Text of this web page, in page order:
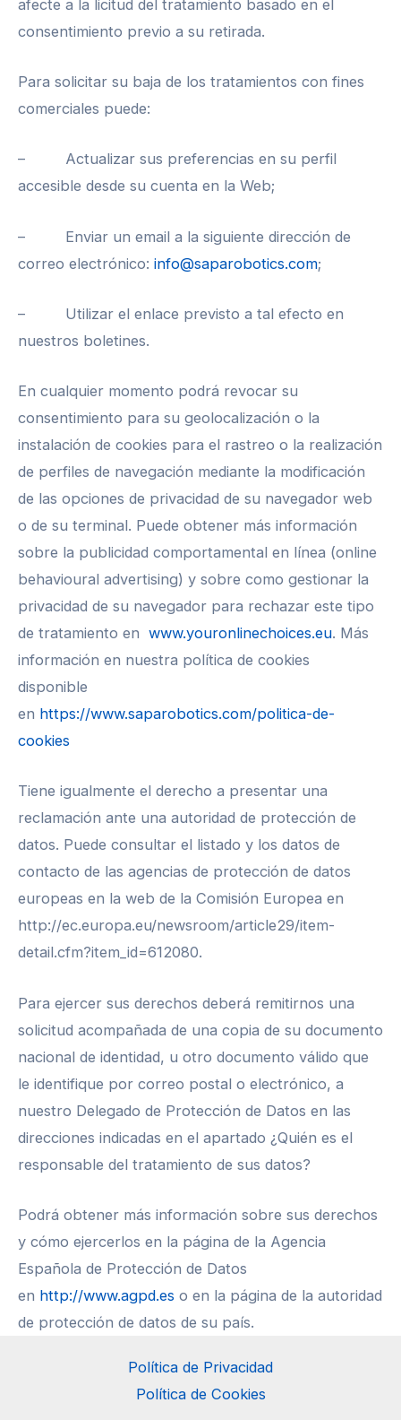
afecte a la licitud del tratamiento basado en el
consentimiento previo a su retirada.
Para solicitar su baja de los tratamientos con fines
comerciales puede:
– Actualizar sus preferencias en su perfil
accesible desde su cuenta en la Web;
– Enviar un email a la siguiente dirección de
correo electrónico: info@saparobotics.com;
– Utilizar el enlace previsto a tal efecto en
nuestros boletines.
En cualquier momento podrá revocar su
consentimiento para su geolocalización o la
instalación de cookies para el rastreo o la realización
de perfiles de navegación mediante la modificación
de las opciones de privacidad de su navegador web
o de su terminal. Puede obtener más información
sobre la publicidad comportamental en línea (online
behavioural advertising) y sobre como gestionar la
privacidad de su navegador para rechazar este tipo
de tratamiento en www.youronlinechoices.eu. Más
información en nuestra política de cookies
disponible
en https://www.saparobotics.com/politica-de-
cookies
Tiene igualmente el derecho a presentar una
reclamación ante una autoridad de protección de
datos. Puede consultar el listado y los datos de
contacto de las agencias de protección de datos
europeas en la web de la Comisión Europea en
http://ec.europa.eu/newsroom/article29/item-
detail.cfm?item_id=612080.
Para ejercer sus derechos deberá remitirnos una
solicitud acompañada de una copia de su documento
nacional de identidad, u otro documento válido que
le identifique por correo postal o electrónico, a
nuestro Delegado de Protección de Datos en las
direcciones indicadas en el apartado ¿Quién es el
responsable del tratamiento de sus datos?
Podrá obtener más información sobre sus derechos
y cómo ejercerlos en la página de la Agencia
Española de Protección de Datos
en http://www.agpd.es o en la página de la autoridad
de protección de datos de su país.
Política de Privacidad
Política de Cookies